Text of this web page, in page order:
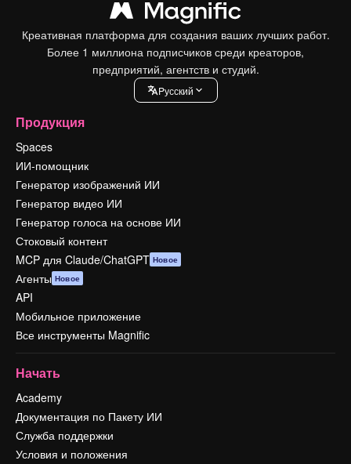
Креативная платформа для создания ваших лучших работ.
Более 1 миллиона подписчиков среди креаторов,
предприятий, агентств и студий.
Pусский
Продукция
Spaces
ИИ-помощник
Генератор изображений ИИ
Генератор видео ИИ
Генератор голоса на основе ИИ
Стоковый контент
MCP для Claude/ChatGPT Новое
Агенты Новое
API
Мобильное приложение
Все инструменты Magnific
Начать
Academy
Документация по Пакету ИИ
Служба поддержки
Условия и положения